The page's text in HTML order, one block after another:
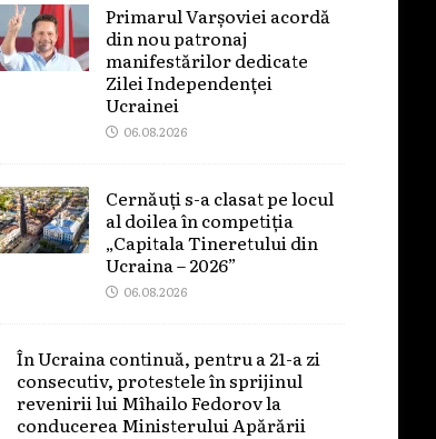
Primarul Varșoviei acordă
din nou patronaj
manifestărilor dedicate
Zilei Independenței
Ucrainei
06.08.2026
Cernăuți s-a clasat pe locul
al doilea în competiția
„Capitala Tineretului din
Ucraina – 2026”
06.08.2026
În Ucraina continuă, pentru a 21-a zi
consecutiv, protestele în sprijinul
revenirii lui Mîhailo Fedorov la
conducerea Ministerului Apărării